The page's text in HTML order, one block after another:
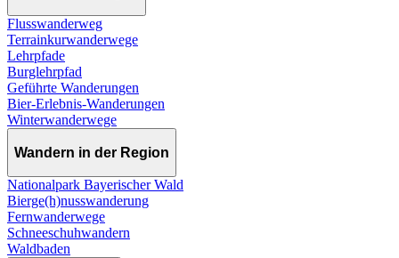
Flusswanderweg
Terrainkurwanderwege
Lehrpfade
Burglehrpfad
Geführte Wanderungen
Bier-Erlebnis-Wanderungen
Winterwanderwege
Wandern in der Region
Nationalpark Bayerischer Wald
Bierge(h)nusswanderung
Fernwanderwege
Schneeschuhwandern
Waldbaden